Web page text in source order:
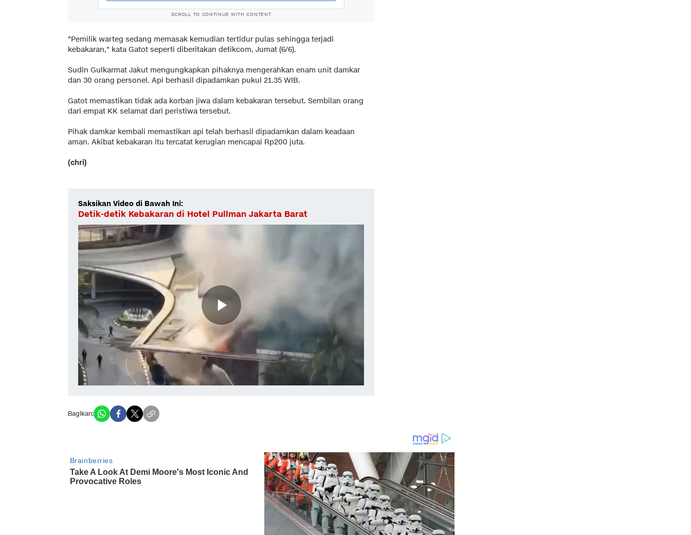
SCROLL TO CONTINUE WITH CONTENT
"Pemilik warteg sedang memasak kemudian tertidur pulas sehingga terjadi
kebakaran," kata Gatot seperti diberitakan detikcom, Jumat (6/6).
Sudin Gulkarmat Jakut mengungkapkan pihaknya mengerahkan enam unit damkar
dan 30 orang personel. Api berhasil dipadamkan pukul 21.35 WIB.
Gatot memastikan tidak ada korban jiwa dalam kebakaran tersebut. Sembilan orang
dari empat KK selamat dari peristiwa tersebut.
Pihak damkar kembali memastikan api telah berhasil dipadamkan dalam keadaan
aman. Akibat kebakaran itu tercatat kerugian mencapai Rp200 juta.
(chri)
Saksikan Video di Bawah Ini:
Detik-detik Kebakaran di Hotel Pullman Jakarta Barat
Bagikan: